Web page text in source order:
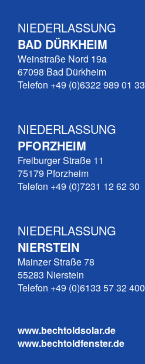
NIEDERLASSUNG
BAD DÜRKHEIM
Weinstraße Nord 19a
67098 Bad Dürkheim
Telefon +49 (0)6322 989 01 33
NIEDERLASSUNG
PFORZHEIM
Freiburger Straße 11
75179 Pforzheim
Telefon +49 (0)7231 12 62 30
NIEDERLASSUNG
NIERSTEIN
Mainzer Straße 78
55283 Nierstein
Telefon +49 (0)6133 57 32 400
www.bechtoldsolar.de
www.bechtoldfenster.de